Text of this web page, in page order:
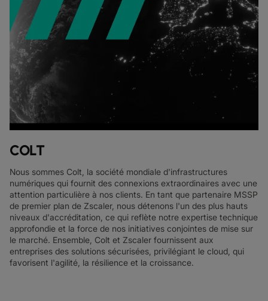
COLT
Nous sommes Colt, la société mondiale d'infrastructures
numériques qui fournit des connexions extraordinaires avec une
attention particulière à nos clients. En tant que partenaire MSSP
de premier plan de Zscaler, nous détenons l'un des plus hauts
niveaux d'accréditation, ce qui reflète notre expertise technique
approfondie et la force de nos initiatives conjointes de mise sur
le marché. Ensemble, Colt et Zscaler fournissent aux
entreprises des solutions sécurisées, privilégiant le cloud, qui
favorisent l'agilité, la résilience et la croissance.